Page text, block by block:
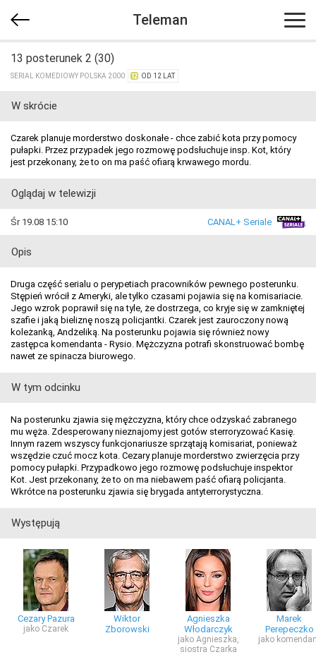
Teleman
13 posterunek 2 (30)
SERIAL KOMEDIOWY POLSKA 2000 OD 12 LAT
W skrócie
Czarek planuje morderstwo doskonałe - chce zabić kota przy pomocy
pułapki. Przez przypadek jego rozmowę podsłuchuje insp. Kot, który
jest przekonany, że to on ma paść ofiarą krwawego mordu.
Oglądaj w telewizji
Śr 19.08 15:10 CANAL+ Seriale
Opis
Druga część serialu o perypetiach pracowników pewnego posterunku.
Stępień wrócił z Ameryki, ale tylko czasami pojawia się na komisariacie.
Jego wzrok poprawił się na tyle, że dostrzega, co kryje się w zamkniętej
szafie i jaką bieliznę noszą policjantki. Czarek jest zauroczony nową
koleżanką, Andżeliką. Na posterunku pojawia się również nowy
zastępca komendanta - Rysio. Mężczyzna potrafi skonstruować bombę
nawet ze spinacza biurowego.
W tym odcinku
Na posterunku zjawia się mężczyzna, który chce odzyskać zabranego
mu węża. Zdesperowany nieznajomy jest gotów sterroryzować Kasię.
Innym razem wszyscy funkcjonariusze sprzątają komisariat, ponieważ
wszędzie czuć mocz kota. Cezary planuje morderstwo zwierzęcia przy
pomocy pułapki. Przypadkowo jego rozmowę podsłuchuje inspektor
Kot. Jest przekonany, że to on ma niebawem paść ofiarą policjanta.
Wkrótce na posterunku zjawia się brygada antyterrorystyczna.
Występują
Cezary Pazura
jako Czarek
Wiktor
Zborowski
Agnieszka
Włodarczyk
jako Agnieszka,
siostra Czarka
Marek
Perepeczko
jako